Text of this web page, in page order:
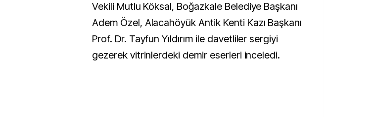
Vekili Mutlu Köksal, Boğazkale Belediye Başkanı
Adem Özel, Alacahöyük Antik Kenti Kazı Başkanı
Prof. Dr. Tayfun Yıldırım ile davetliler sergiyi
gezerek vitrinlerdeki demir eserleri inceledi.